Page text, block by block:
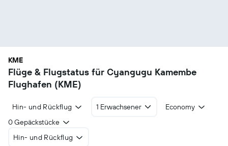
KME
Flüge & Flugstatus für Cyangugu Kamembe
Flughafen (KME)
Hin- und Rückflug 1 Erwachsener
Economy
0 Gepäckstücke
Hin- und Rückflug